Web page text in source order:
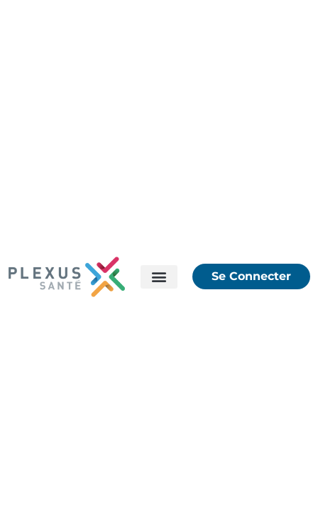
Se Connecter